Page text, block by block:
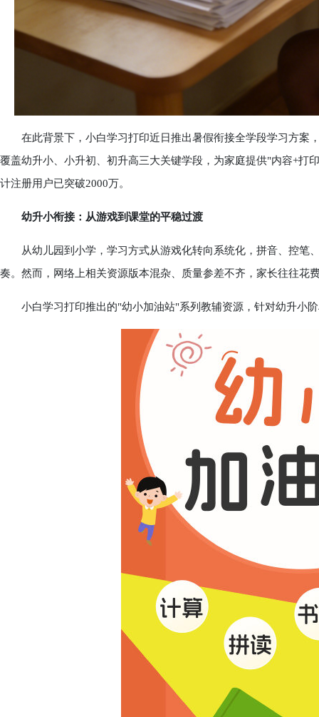
在此背景下，小白学习打印近日推出暑假衔接全学段学习方案
覆盖幼升小、小升初、初升高三大关键学段，为家庭提供"内容+打
计注册用户已突破2000万。
幼升小衔接：从游戏到课堂的平稳过渡
从幼儿园到小学，学习方式从游戏化转向系统化，拼音、控笔
奏。然而，网络上相关资源版本混杂、质量参差不齐，家长往往花
小白学习打印推出的"幼小加油站"系列教辅资源，针对幼升小阶